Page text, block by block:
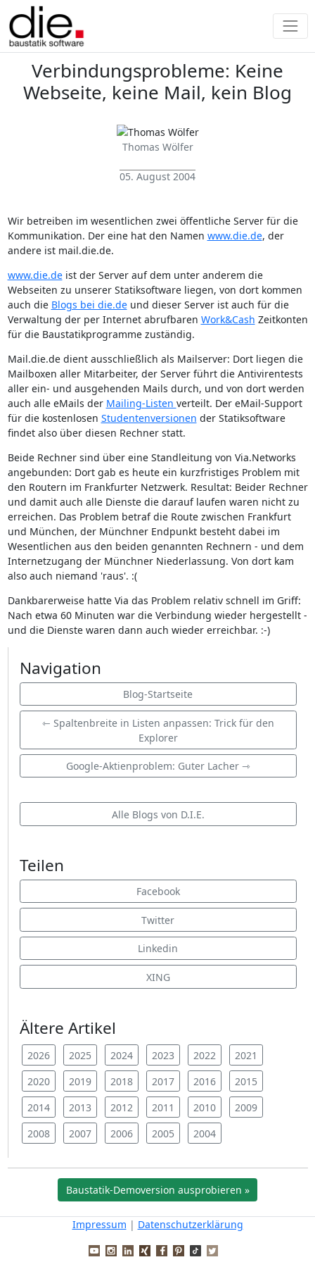
Verbindungsprobleme: Keine
Webseite, keine Mail, kein Blog
Thomas Wölfer
05. August 2004
Wir betreiben im wesentlichen zwei öffentliche Server für die
Kommunikation. Der eine hat den Namen www.die.de, der
andere ist mail.die.de.
www.die.deist der Server auf dem unter anderem die
Webseiten zu unserer Statiksoftware liegen, von dort kommen
auch die Blogs bei die.deund dieser Server ist auch für die
Verwaltung der per Internet abrufbaren Work&Cash Zeitkonten
für die Baustatikprogramme zuständig.
Mail.die.de dient ausschließlich als Mailserver: Dort liegen die
Mailboxen aller Mitarbeiter, der Server führt die Antivirentests
aller ein- und ausgehenden Mails durch, und von dort werden
auch alle eMails der Mailing-Listen verteilt. Der eMail-Support
für die kostenlosen Studentenversionen der Statiksoftware
findet also über diesen Rechner statt.
Beide Rechner sind über eine Standleitung von Via.Networks
angebunden: Dort gab es heute ein kurzfristiges Problem mit
den Routern im Frankfurter Netzwerk. Resultat: Beider Rechner
und damit auch alle Dienste die darauf laufen waren nicht zu
erreichen. Das Problem betraf die Route zwischen Frankfurt
und München, der Münchner Endpunkt besteht dabei im
Wesentlichen aus den beiden genannten Rechnern - und dem
Internetzugang der Münchner Niederlassung. Von dort kam
also auch niemand 'raus'. :(
Dankbarerweise hatte Via das Problem relativ schnell im Griff:
Nach etwa 60 Minuten war die Verbindung wieder hergestellt -
und die Dienste waren dann auch wieder erreichbar. :-)
Navigation
Blog-Startseite
⇽ Spaltenbreite in Listen anpassen: Trick für den
Explorer
Google-Aktienproblem: Guter Lacher ⇾
Alle Blogs von D.I.E.
Teilen
Facebook
Twitter
Linkedin
XING
Ältere Artikel
2026 2025 2024 2023 2022
2021
2020
2019 2018 2017 2016
2015
2014
2013 2012 2011 2010
2009
2008
2007 2006 2005 2004
Baustatik-Demoversion ausprobieren »
Impressum | Datenschutzerklärung